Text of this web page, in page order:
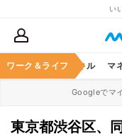
い
ワーク＆ライフ
ア ビジネススキル マ
Googleでマ
東京都渋谷区、